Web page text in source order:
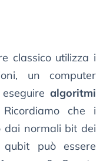
classico utilizza i
un computer
algoritmi
Ricordiamo che i
dai normali bit dei
può essere